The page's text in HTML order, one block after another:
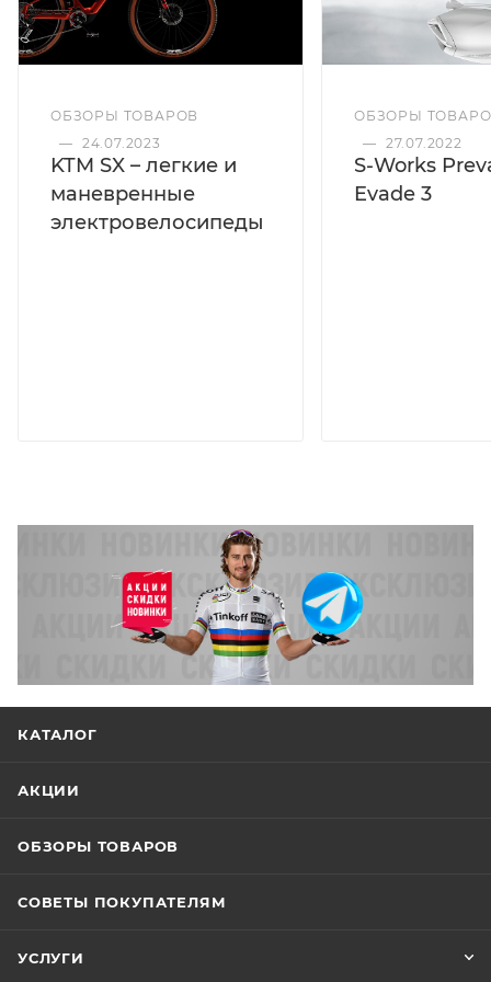
ОБЗОРЫ ТОВАРОВ
— 24.07.2023
KTM SX – легкие и
маневренные
электровелосипеды
ОБЗОРЫ
— 27.07.2022
S-Works
Evade 3
КАТАЛОГ
АКЦИИ
ОБЗОРЫ ТОВАРОВ
СОВЕТЫ ПОКУПАТЕЛЯМ
УСЛУГИ